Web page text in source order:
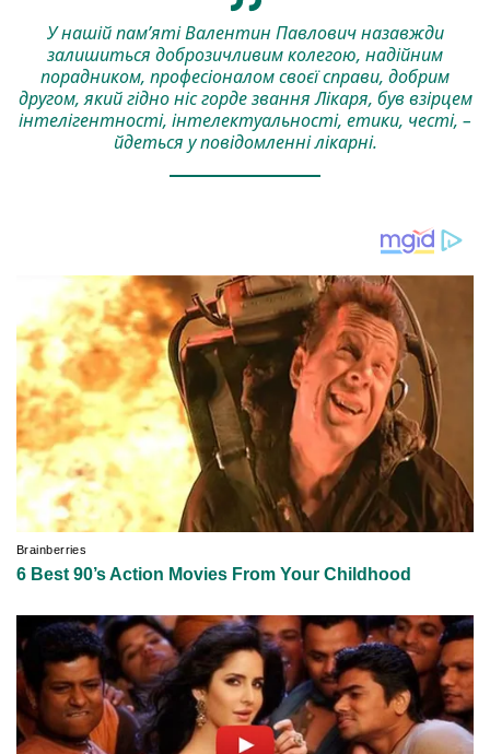
У нашій пам’яті Валентин Павлович назавжди
залишиться доброзичливим колегою, надійним
порадником, професіоналом своєї справи, добрим
другом, який гідно ніс горде звання Лікаря, був взірцем
інтелігентності, інтелектуальності, етики, честі, –
йдеться у повідомленні лікарні.